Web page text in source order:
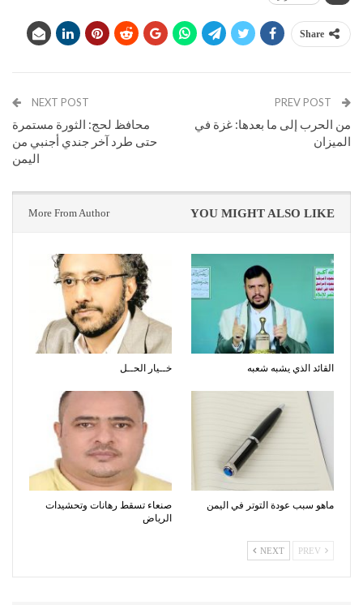
Share
من الحرب إلى ما بعدها: غزة في
الميزان
NEXT POST
محافظ لحج: الثورة مستمرة
حتى طرد آخر جندي أجنبي من
اليمن
YOU MIGHT ALSO LIKE
More From Author
القائد الذي يشبه شعبه خــيار الحــل
ماهو سبب عودة التوتر في اليمن
صنعاء تسقط رهانات وتحشيدات
الرياض
NEXT